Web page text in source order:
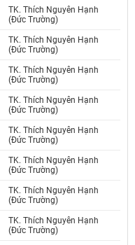
TK. Thích Nguyên Hạnh
(Đức Trường)
TK. Thích Nguyên Hạnh
(Đức Trường)
TK. Thích Nguyên Hạnh
(Đức Trường)
TK. Thích Nguyên Hạnh
(Đức Trường)
TK. Thích Nguyên Hạnh
(Đức Trường)
TK. Thích Nguyên Hạnh
(Đức Trường)
TK. Thích Nguyên Hạnh
(Đức Trường)
TK. Thích Nguyên Hạnh
(Đức Trường)